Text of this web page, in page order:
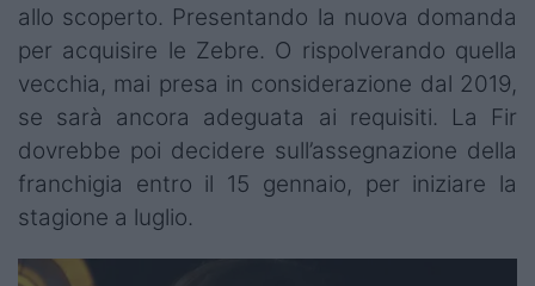
allo scoperto. Presentando la nuova domanda
per acquisire le Zebre. O rispolverando quella
vecchia, mai presa in considerazione dal 2019,
se sarà ancora adeguata ai requisiti. La Fir
dovrebbe poi decidere sull’assegnazione della
franchigia entro il 15 gennaio, per iniziare la
stagione a luglio.